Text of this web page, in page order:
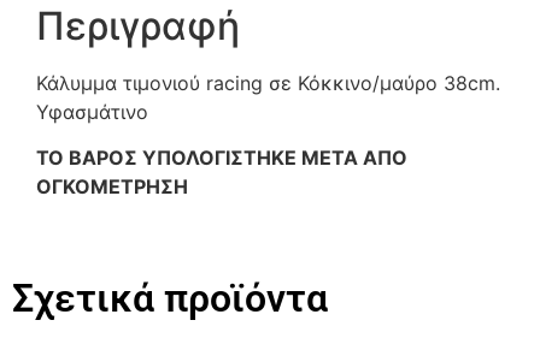
Περιγραφή
Κάλυμμα τιμονιού racing σε Κόκκινο/μαύρο 38cm.
Υφασμάτινο
ΤΟ ΒΑΡΟΣ ΥΠΟΛΟΓΙΣΤΗΚΕ ΜΕΤΑ ΑΠΟ
ΟΓΚΟΜΕΤΡΗΣΗ
Σχετικά προϊόντα